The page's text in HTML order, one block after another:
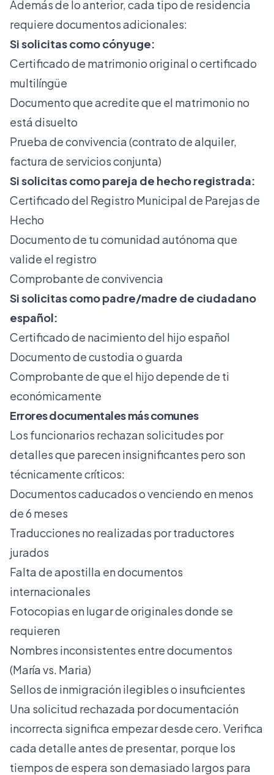
Además de lo anterior, cada tipo de residencia
requiere documentos adicionales:
Si solicitas como cónyuge:
Certificado de matrimonio original o certificado
multilíngüe
Documento que acredite que el matrimonio no
está disuelto
Prueba de convivencia (contrato de alquiler,
factura de servicios conjunta)
Si solicitas como pareja de hecho registrada:
Certificado del Registro Municipal de Parejas de
Hecho
Documento de tu comunidad autónoma que
valide el registro
Comprobante de convivencia
Si solicitas como padre/madre de ciudadano
español:
Certificado de nacimiento del hijo español
Documento de custodia o guarda
Comprobante de que el hijo depende de ti
económicamente
Errores documentales más comunes
Los funcionarios rechazan solicitudes por
detalles que parecen insignificantes pero son
técnicamente críticos:
Documentos caducados o venciendo en menos
de 6 meses
Traducciones no realizadas por traductores
jurados
Falta de apostilla en documentos
internacionales
Fotocopias en lugar de originales donde se
requieren
Nombres inconsistentes entre documentos
(María vs. Maria)
Sellos de inmigración ilegibles o insuficientes
Una solicitud rechazada por documentación
incorrecta significa empezar desde cero. Verifica
cada detalle antes de presentar, porque los
tiempos de espera son demasiado largos para